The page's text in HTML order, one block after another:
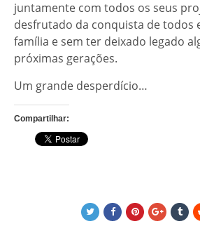
juntamente com todos os seus
desfrutado da conquista de todos
família e sem ter deixado legado
próximas gerações.
Um grande desperdício…
Compartilhar: